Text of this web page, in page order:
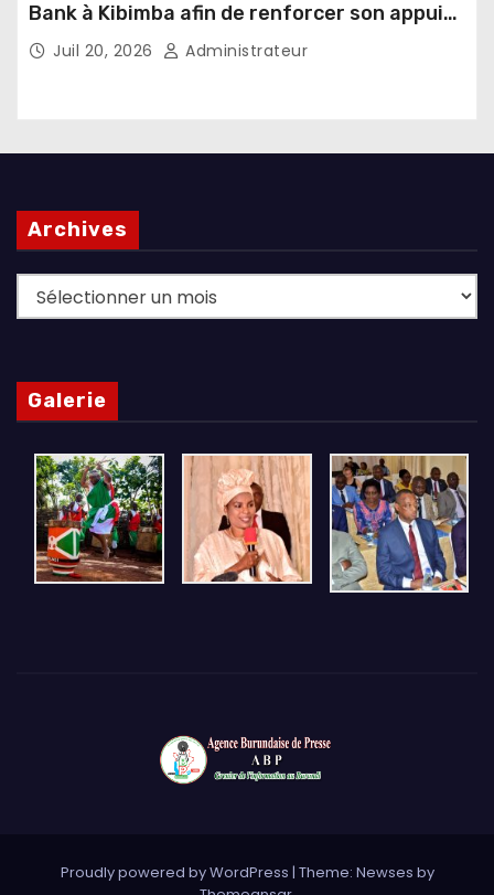
Bank à Kibimba afin de renforcer son appui
au financement de l’agriculture et de
l’élevage
Juil 20, 2026 Administrateur
Archives
Archives
Galerie
Proudly powered by WordPress | Theme: Newses by